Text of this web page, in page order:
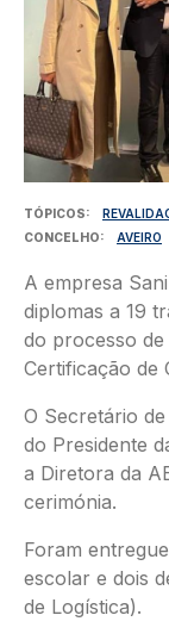
TÓPICOS
CONCELHO
AVEIRO
A empresa
diplomas a 19
do processo de
Certificação de
O Secretário
do Presidente
a Diretora da
cerimónia.
Foram
escolar e dois
de Logística).